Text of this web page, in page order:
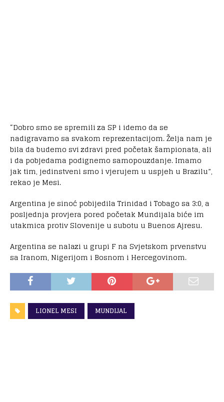
“Dobro smo se spremili za SP i idemo da se
nadigravamo sa svakom reprezentacijom. Želja nam je
bila da budemo svi zdravi pred početak šampionata, ali
i da pobjedama podignemo samopouzdanje. Imamo
jak tim, jedinstveni smo i vjerujem u uspjeh u Brazilu”,
rekao je Mesi.
Argentina je sinoć pobijedila Trinidad i Tobago sa 3:0, a
posljednja provjera pored početak Mundijala biće im
utakmica protiv Slovenije u subotu u Buenos Ajresu.
Argentina se nalazi u grupi F na Svjetskom prvenstvu
sa Iranom, Nigerijom i Bosnom i Hercegovinom.
LIONEL MESI MUNDIJAL